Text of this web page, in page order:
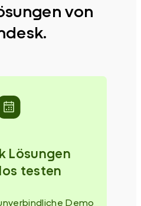
von
Lösungen
testen
Demo